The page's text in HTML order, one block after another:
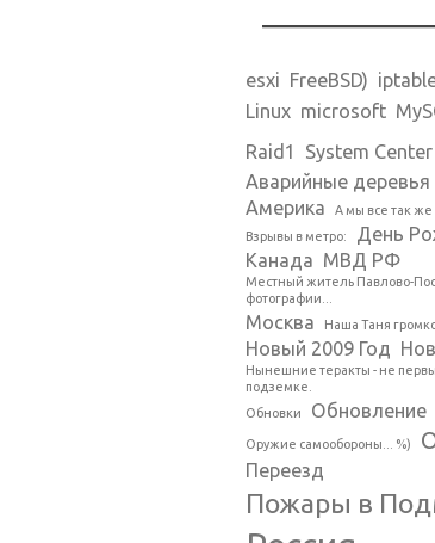
esxi FreeBSD)
Linux microsoft
Raid1 System Center
Аварийные деревья
Америка
А мы все так же
Взрывы в метро:
День
Канада МВД РФ
Местный житель Павлово-
фотографии...
Москва Наша Таня громко
Новый 2009 Год
Нынешние теракты - не
подземке.
Обновки
Обновление
Оружие самообороны... %)
Переезд
Пожары в